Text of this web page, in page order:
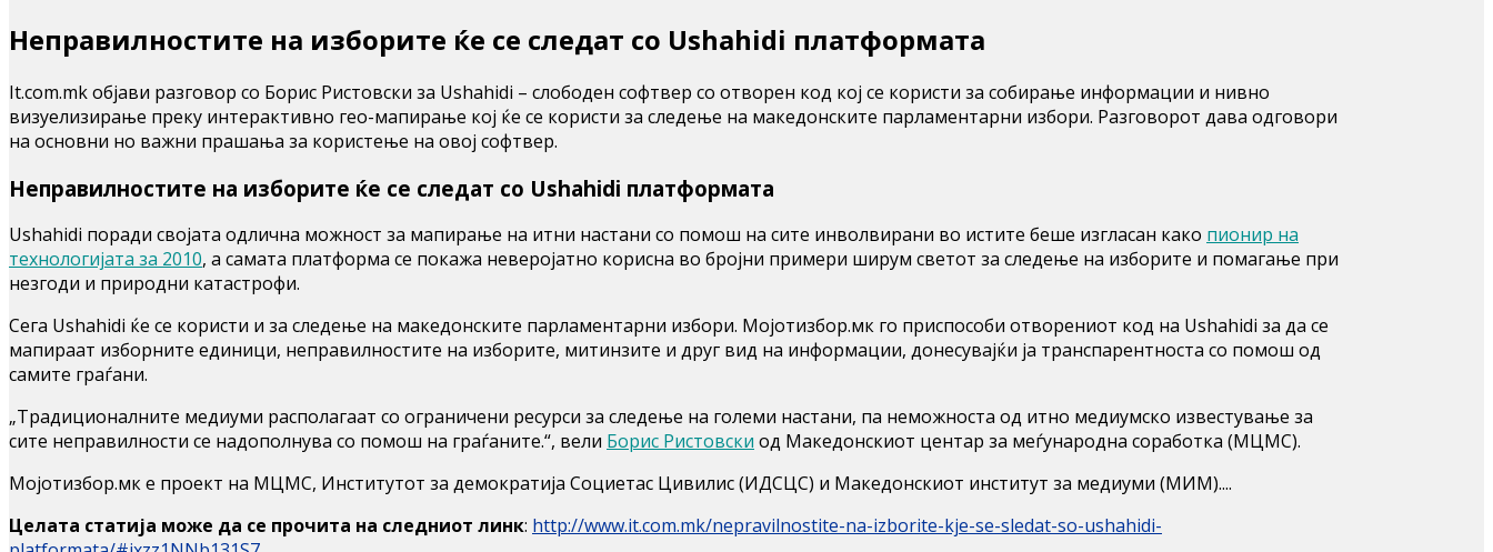
Неправилностите на изборите ќе се следат со Ushahidi платформата
It.com.mk објави разговор со Борис Ристовски за Ushahidi – слободен софтвер со отворен код кој се користи за собирање информации и нивно
визуелизирање преку интерактивно гео-мапирање кој ќе се користи за следење на македонските парламентарни избори. Разговорот дава одговори
на основни но важни прашања за користење на овој софтвер.
Неправилностите на изборите ќе се следат со Ushahidi платформата
Ushahidi поради својата одлична можност за мапирање на итни настани со помош на сите инволвирани во истите беше изгласан како пионир на
технологијата за 2010, а самата платформа се покажа неверојатно корисна во бројни примери ширум светот за следење на изборите и помагање при
незгоди и природни катастрофи.
Сега Ushahidi ќе се користи и за следење на македонските парламентарни избори. Мојотизбор.мк го приспособи отворениот код на Ushahidi за да се
мапираат изборните единици, неправилностите на изборите, митинзите и друг вид на информации, донесувајќи ја транспарентноста со помош од
самите граѓани.
„Традиционалните медиуми располагаат со ограничени ресурси за следење на големи настани, па неможноста од итно медиумско известување за
сите неправилности се надополнува со помош на граѓаните.“, вели Борис Ристовски од Македонскиот центар за меѓународна соработка (МЦМС).
Мојотизбор.мк е проект на МЦМС, Институтот за демократија Социетас Цивилис (ИДСЦС) и Македонскиот институт за медиуми (МИМ)....
Целата статија може да се прочита на следниот линк: http://www.it.com.mk/nepravilnostite-na-izborite-kje-se-sledat-so-ushahidi-